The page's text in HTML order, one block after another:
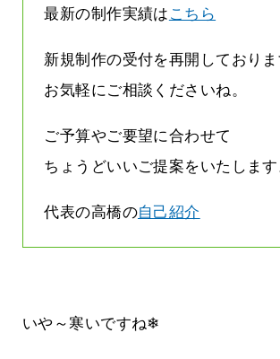
最新の制作実績は こちら
新規制作の受付を再開しておりま
お気軽にご相談くださいね。
ご予算やご要望に合わせて
ちょうどいいご提案をいたします
代表の高橋の自己紹介
いや～寒いですね❄